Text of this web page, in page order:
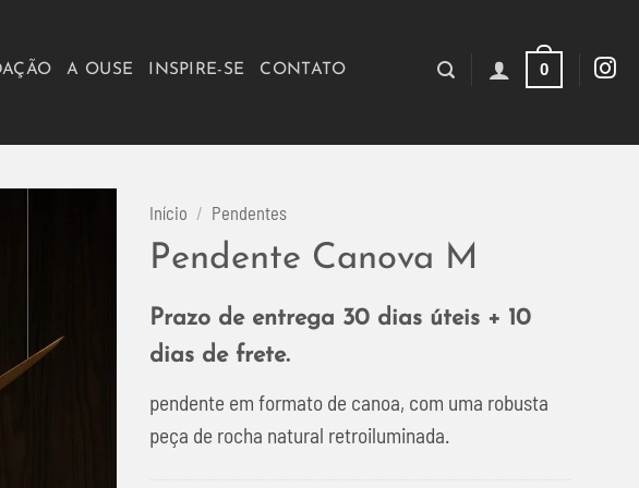
A OUSE INSPIRE-SE CONTATO 0
Início / Pendentes
Pendente Canova M
Prazo de entrega 30 dias úteis + 10
dias de frete.
pendente em formato de canoa, com uma robusta
peça de rocha natural retroiluminada.